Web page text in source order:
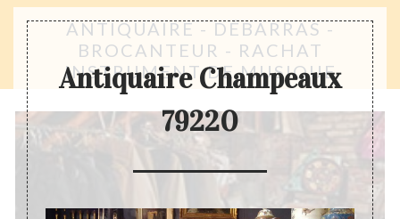
ANTIQUAIRE - DÉBARRAS -
BROCANTEUR - RACHAT
INSTRUMENT DE MUSIQUE
Antiquaire Champeaux
79220